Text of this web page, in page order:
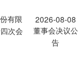
有限
次会
2026-08-08
董事会决议公
告